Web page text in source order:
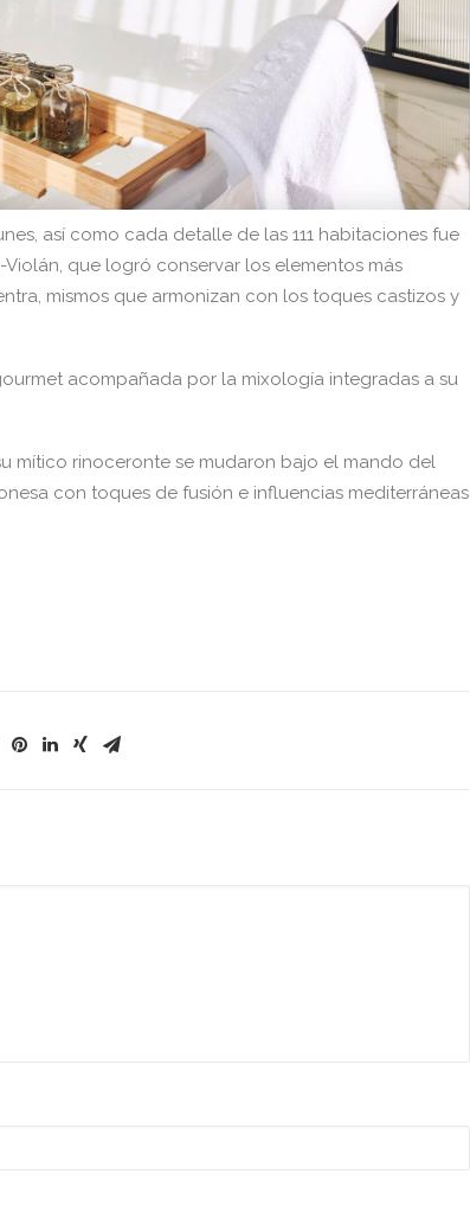
así como cada detalle de las 111 habitaciones fue
que logró conservar los elementos más
mismos que armonizan con los toques castizos y
acompañada por la mixología integradas a su
mítico rinoceronte se mudaron bajo el mando del
con toques de fusión e influencias mediterráneas